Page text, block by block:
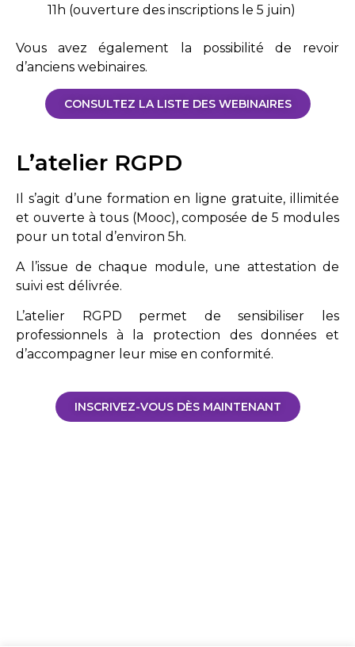
11h (ouverture des inscriptions le 5 juin)
Vous avez également la possibilité de revoir
d’anciens webinaires.
CONSULTEZ LA LISTE DES WEBINAIRES
L’atelier RGPD
Il s’agit d’une formation en ligne gratuite, illimitée
et ouverte à tous (Mooc), composée de 5 modules
pour un total d’environ 5h.
A l’issue de chaque module, une attestation de
suivi est délivrée.
L’atelier RGPD permet de sensibiliser les
professionnels à la protection des données et
d’accompagner leur mise en conformité.
INSCRIVEZ-VOUS DÈS MAINTENANT